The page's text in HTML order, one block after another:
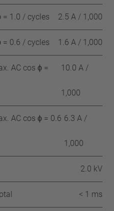
= 1.0 / cycles 2.5 A / 1,000
= 0.6 / cycles 1.6 A / 1,000
AC cos ϕ = 10.0 A /
1,000
AC cos ϕ = 0.6 6.3 A /
1,000
2.0 kV
< 1 ms